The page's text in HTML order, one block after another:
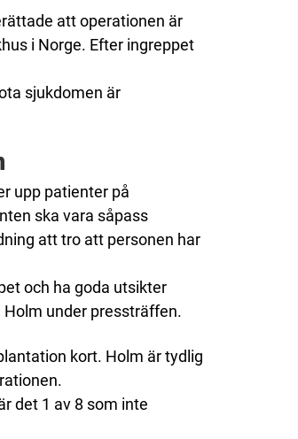
att operationen är
i Norge. Efter ingreppet
sjukdomen är
upp patienter på
ska vara såpass
att tro att personen har
och ha goda utsikter
Holm under pressträffen.
kort. Holm är tydlig
det 1 av 8 som inte